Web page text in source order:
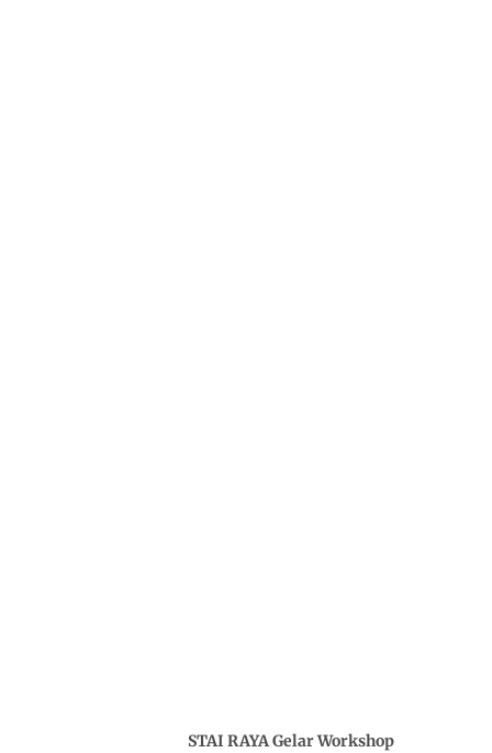
STAI RAYA Gelar Workshop